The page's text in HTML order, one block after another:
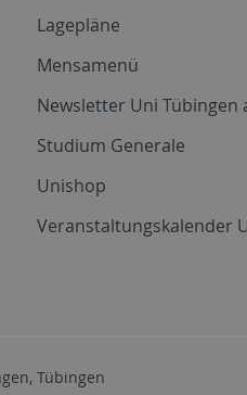
Lagepläne
Mensamenü
Newsletter Uni Tübingen
Studium Generale
Unishop
Veranstaltungskalender
Tübingen